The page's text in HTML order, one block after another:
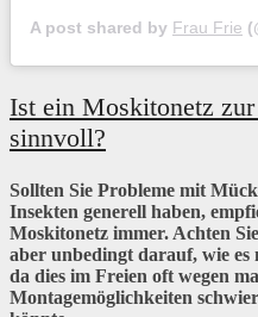
A post shared by Frau Frie
Ist ein Moskitonetz zur
sinnvoll?
Sollten Sie Probleme mit
Insekten generell haben,
Moskitonetz immer. Achten
aber unbedingt darauf, wie
da dies im Freien oft wegen
Montagemöglichkeiten